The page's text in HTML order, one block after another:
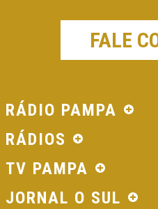
FALE
RÁDIO PAMPA
RÁDIOS
TV PAMPA
JORNAL O SUL